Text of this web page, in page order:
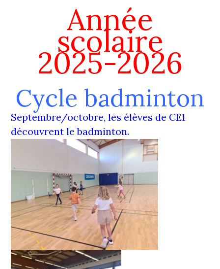
Année
scolaire
2025-2026
Cycle badminton
Septembre/octobre, les élèves de CE1
découvrent le badminton.